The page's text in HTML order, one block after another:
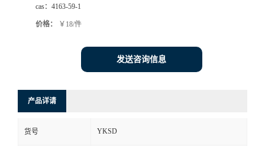
cas： 4163-59-1
价格： ￥18/件
发送咨询信息
产品详请
货号 YKSD